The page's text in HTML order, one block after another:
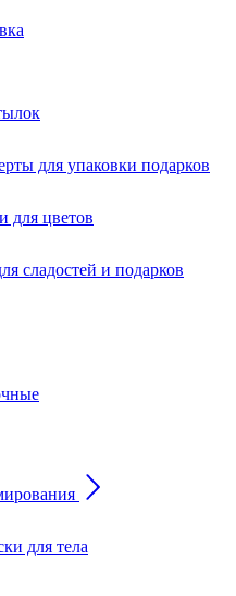
для упаковки подарков
для цветов
сладостей и подарков
для тела